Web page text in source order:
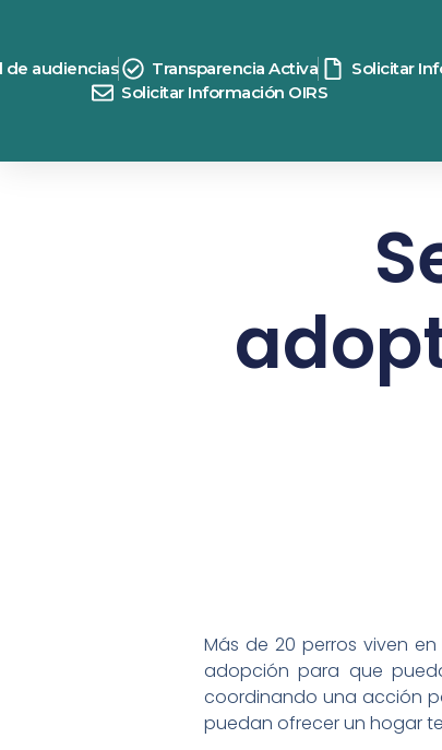
de audiencias Transparencia Activa
Solicitar
Solicitar Información OIRS
Más de 20 perros viven
adopción para que
coordinando una acción
puedan ofrecer un hogar